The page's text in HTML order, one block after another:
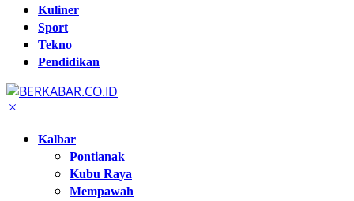
Kuliner
Sport
Tekno
Pendidikan
Kalbar
Pontianak
Kubu Raya
Mempawah